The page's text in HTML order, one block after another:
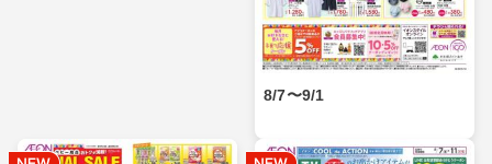
8/7〜9/1